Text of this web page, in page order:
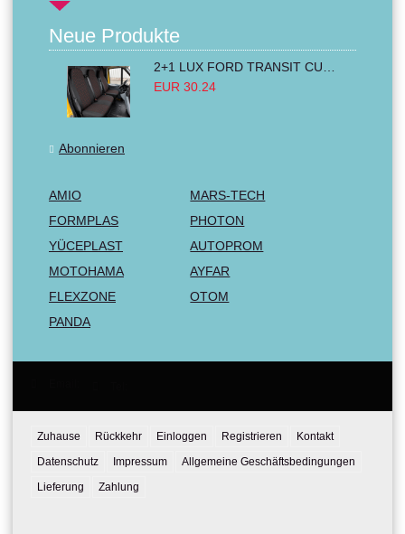
Neue Produkte
2+1 LUX FORD TRANSIT CUSTOM 2000-2014 MK6 MK7 Sitzbezüge Kleinbus Lieferwagen Van Schwarz Rot Textil
EUR 30.24
Abonnieren
AMIO
MARS-TECH
FORMPLAS
PHOTON
YÜCEPLAST
AUTOPROM
MOTOHAMA
AYFAR
FLEXZONE
OTOM
PANDA
Zuhause Rückkehr Einloggen Registrieren
Kontakt
Datenschutz
Impressum
Allgemeine Geschäftsbedingungen
Lieferung
Zahlung